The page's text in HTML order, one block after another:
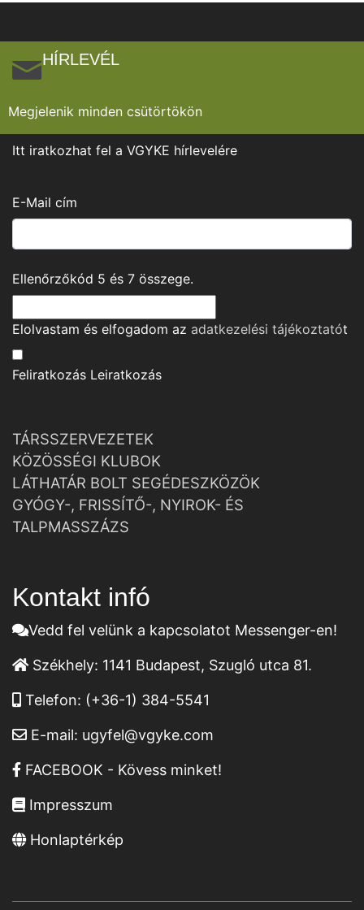
HÍRLEVÉL
Megjelenik minden csütörtökön
Itt iratkozhat fel a VGYKE hírlevelére
E-Mail cím
Ellenőrzőkód 5 és 7 összege.
Elolvastam és elfogadom az adatkezelési tájékoztatót
Feliratkozás Leiratkozás
TÁRSSZERVEZETEK
KÖZÖSSÉGI KLUBOK
LÁTHATÁR BOLT SEGÉDESZKÖZÖK
GYÓGY-, FRISSÍTŐ-, NYIROK- ÉS
TALPMASSZÁZS
Kontakt infó
Vedd fel velünk a kapcsolatot Messenger-en!
Székhely: 1141 Budapest, Szugló utca 81.
Telefon: (+36-1) 384-5541
E-mail: ugyfel@vgyke.com
FACEBOOK - Kövess minket!
Impresszum
Honlaptérkép